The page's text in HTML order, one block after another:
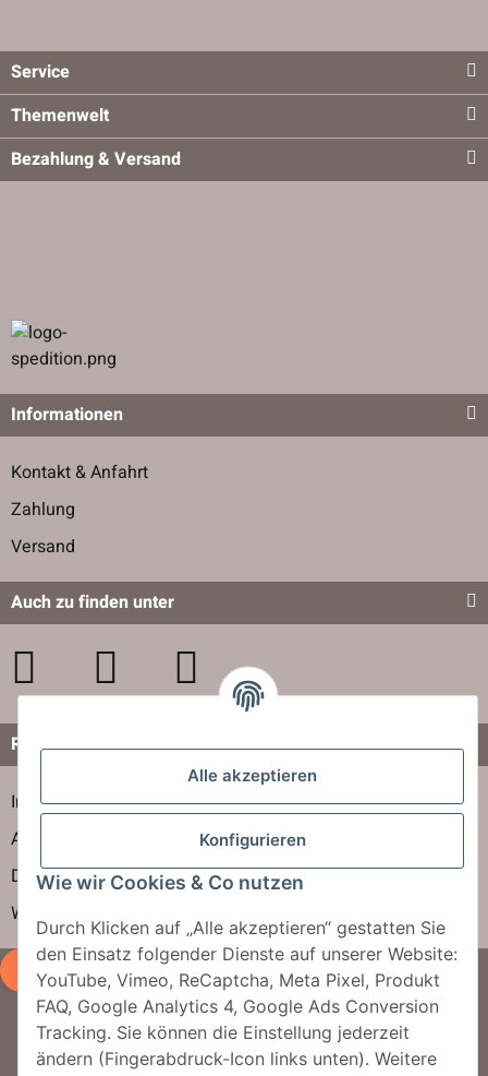
Alle akzeptieren
Konfigurieren
Wie wir Cookies & Co nutzen
Durch Klicken auf „Alle akzeptieren“ gestatten Sie
den Einsatz folgender Dienste auf unserer Website:
YouTube, Vimeo, ReCaptcha, Meta Pixel, Produkt
FAQ, Google Analytics 4, Google Ads Conversion
Tracking. Sie können die Einstellung jederzeit
ändern (Fingerabdruck-Icon links unten). Weitere
Service
Themenwelt
Bezahlung & Versand
Informationen
Versand
Auch zu finden unter
Rechtliches
AGB
Widerrufsbelehrung
Vertrag widerrufen
Newsletter abbonieren